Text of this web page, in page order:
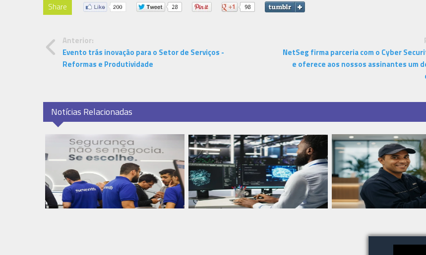
Share
Anterior:
Evento trás inovação para o Setor de Serviços -
Reformas e Produtividade
NetSeg firma parceria com o Cyber
e oferece aos nossos assinantes um
Notícias Relacionadas